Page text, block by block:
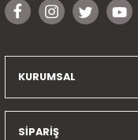
KURUMSAL
SİPARİŞ